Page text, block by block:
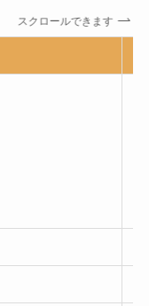
スクロールできます